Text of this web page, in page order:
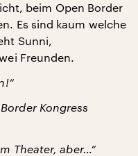
beim Open Border
Es sind kaum welche
Sunni,
Freunden.
Kongress
Theater, aber…“